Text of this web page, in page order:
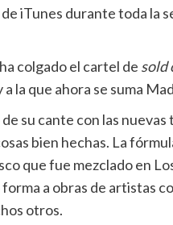
iTunes durante toda la
colgado el cartel de sold
la que ahora se suma
su cante con las nuevas
bien hechas. La
que fue mezclado en
a obras de artistas
otros.